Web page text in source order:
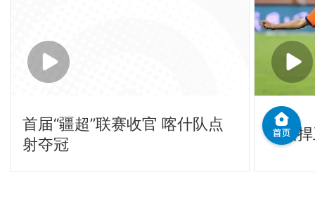
首届“疆超”联赛收官 喀什队点
射夺冠
泰山